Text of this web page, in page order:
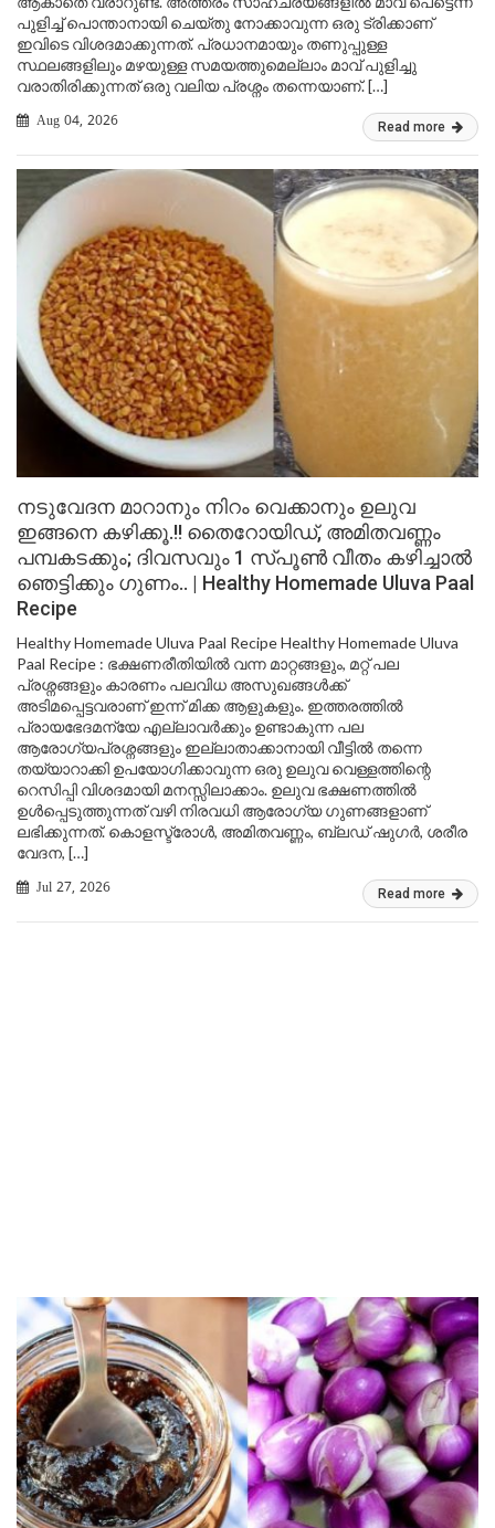
പുളിച്ച് പൊന്താനായി ചെയ്തു നോക്കാവുന്ന ഒരു ട്രിക്കാണ്
ഇവിടെ വിശദമാക്കുന്നത്. പ്രധാനമായും തണുപ്പുള്ള
സ്ഥലങ്ങളിലും മഴയുള്ള സമയത്തുമെല്ലാം മാവ് പുളിച്ചു
വരാതിരിക്കുന്നത് ഒരു വലിയ പ്രശ്നം തന്നെയാണ്. […]
Aug 04, 2026 Read more
നടുവേദന മാറാനും നിറം വെക്കാനും ഉലുവ
ഇങ്ങനെ കഴിക്കൂ.!! തൈറോയിഡ്, അമിതവണ്ണം
പമ്പകടക്കും; ദിവസവും 1 സ്പൂൺ വീതം കഴിച്ചാൽ
ഞെട്ടിക്കും ഗുണം.. | Healthy Homemade Uluva Paal
Recipe
Healthy Homemade Uluva Paal Recipe Healthy Homemade Uluva
Paal Recipe : ഭക്ഷണരീതിയിൽ വന്ന മാറ്റങ്ങളും, മറ്റ് പല
പ്രശ്നങ്ങളും കാരണം പലവിധ അസുഖങ്ങൾക്ക്
അടിമപ്പെട്ടവരാണ് ഇന്ന് മിക്ക ആളുകളും. ഇത്തരത്തിൽ
പ്രായഭേദമന്യേ എല്ലാവർക്കും ഉണ്ടാകുന്ന പല
ആരോഗ്യപ്രശ്നങ്ങളും ഇല്ലാതാക്കാനായി വീട്ടിൽ തന്നെ
തയ്യാറാക്കി ഉപയോഗിക്കാവുന്ന ഒരു ഉലുവ വെള്ളത്തിന്റെ
റെസിപ്പി വിശദമായി മനസ്സിലാക്കാം. ഉലുവ ഭക്ഷണത്തിൽ
ഉൾപ്പെടുത്തുന്നത് വഴി നിരവധി ആരോഗ്യ ഗുണങ്ങളാണ്
ലഭിക്കുന്നത്. കൊളസ്ട്രോൾ, അമിതവണ്ണം, ബ്ലഡ് ഷുഗർ, ശരീര
വേദന, […]
Jul 27, 2026 Read more